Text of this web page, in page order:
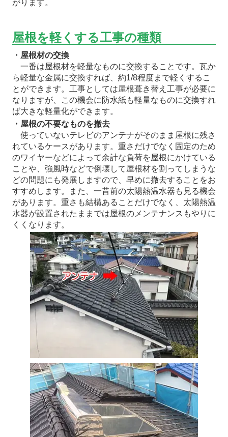
がります。
屋根を軽くする工事の種類
・屋根材の交換
一番は屋根材を軽量なものに交換することです。瓦か
ら軽量な金属に交換すれば、約1/8程度まで軽くするこ
とができます。工事としては屋根葺き替え工事が必要に
なりますが、この機会に防水紙も軽量なものに交換すれ
ば大きな軽量化ができます。
・屋根の不要なものを撤去
使っていないテレビのアンテナがそのまま屋根に残さ
れているケースがあります。重さだけでなく固定のため
のワイヤーなどによって余計な負荷を屋根にかけている
ことや、強風時などで倒壊して屋根材を割ってしまうな
どの問題にも発展しますので、早めに撤去することをお
すすめします。また、一昔前の太陽熱温水器も見る機会
があります。重さも結構あることだけでなく、太陽熱温
水器が設置されたままでは屋根のメンテナンスもやりに
くくなります。